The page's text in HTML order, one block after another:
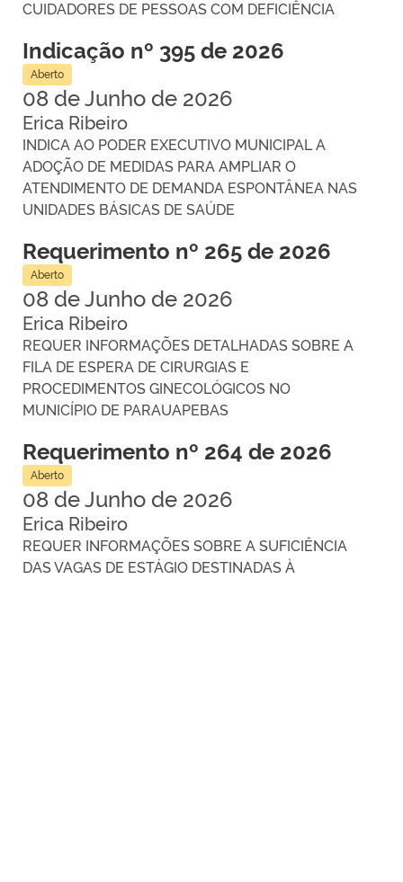
CUIDADORES DE PESSOAS COM DEFICIÊNCIA
Indicação nº 395 de 2026
Aberto
08 de Junho de 2026
Erica Ribeiro
INDICA AO PODER EXECUTIVO MUNICIPAL A
ADOÇÃO DE MEDIDAS PARA AMPLIAR O
ATENDIMENTO DE DEMANDA ESPONTÂNEA NAS
UNIDADES BÁSICAS DE SAÚDE
Requerimento nº 265 de 2026
Aberto
08 de Junho de 2026
Erica Ribeiro
REQUER INFORMAÇÕES DETALHADAS SOBRE A
FILA DE ESPERA DE CIRURGIAS E
PROCEDIMENTOS GINECOLÓGICOS NO
MUNICÍPIO DE PARAUAPEBAS
Requerimento nº 264 de 2026
Aberto
08 de Junho de 2026
Erica Ribeiro
REQUER INFORMAÇÕES SOBRE A SUFICIÊNCIA
DAS VAGAS DE ESTÁGIO DESTINADAS À